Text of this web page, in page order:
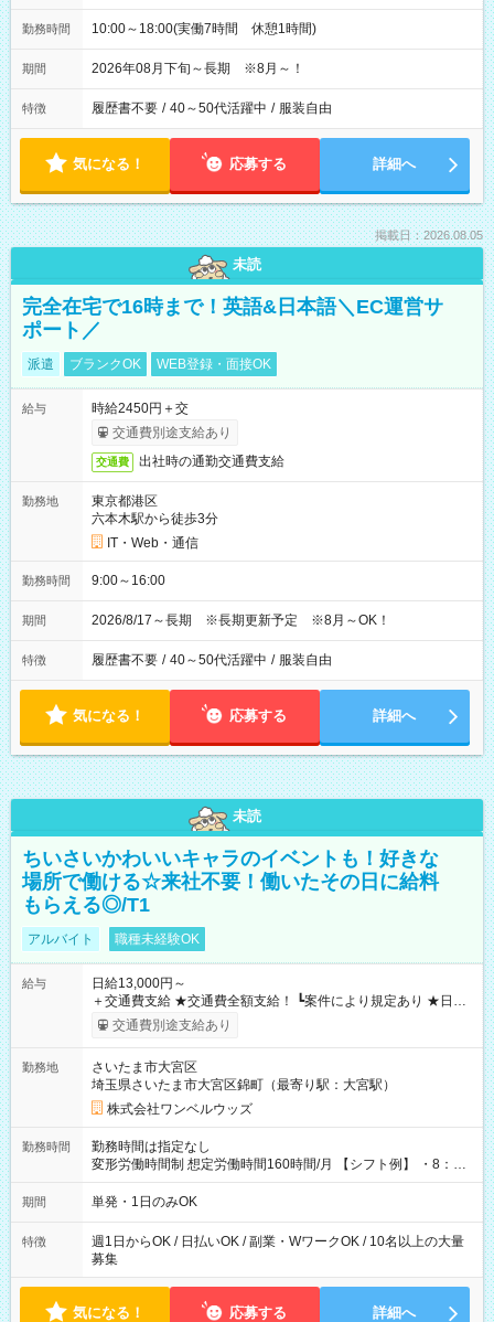
勤務時間 10:00～18:00(実働7時間 休憩1時間)
期間 2026年08月下旬～長期 ※8月～！
特徴 履歴書不要 / 40～50代活躍中 / 服装自由
気になる！ 応募する 詳細へ
掲載日：2026.08.05
未読
完全在宅で16時まで！英語&日本語＼EC運営サ
ポート／
派遣 ブランクOK WEB登録・面接OK
給与
時給2450円＋交
交通費別途支給あり
交通費 出社時の通勤交通費支給
勤務地
東京都港区
六本木駅から徒歩3分
IT・Web・通信
勤務時間 9:00～16:00
期間 2026/8/17～長期 ※長期更新予定 ※8月～OK！
特徴 履歴書不要 / 40～50代活躍中 / 服装自由
気になる！ 応募する 詳細へ
未読
ちいさいかわいいキャラのイベントも！好きな
場所で働ける☆来社不要！働いたその日に給料
もらえる◎/T1
アルバイト 職種未経験OK
給与
日給13,000円～
＋交通費支給 ★交通費全額支給！ ┗案件により規定あり ★日払
いOK！（規定あり） ┗働いたその日に現金GET♪ お仕事後はコ
ンビニATMから 日払い分を引き落とせます！ 【試用期間】試
交通費別途支給あり
勤務地
さいたま市大宮区
埼玉県さいたま市大宮区錦町（最寄り駅：大宮駅）
株式会社ワンベルウッズ
勤務時間
勤務時間は指定なし
変形労働時間制 想定労働時間160時間/月 【シフト例】 ・8：00
～21：00
期間 単発・1日のみOK
特徴
週1日からOK / 日払いOK / 副業・WワークOK / 10名以上の大量
募集
気になる！ 応募する 詳細へ